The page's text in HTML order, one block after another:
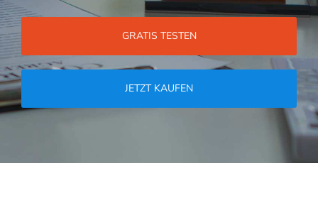
GRATIS TESTEN
JETZT KAUFEN